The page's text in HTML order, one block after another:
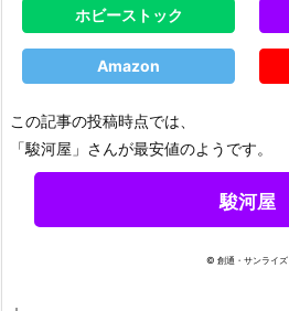
ホビーストック
Amazon
この記事の投稿時点では、
「駿河屋」さんが最安値のようです。
駿河屋
© 創通・サンライズ